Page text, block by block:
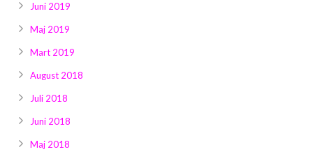
Juni 2019
Maj 2019
Mart 2019
August 2018
Juli 2018
Juni 2018
Maj 2018